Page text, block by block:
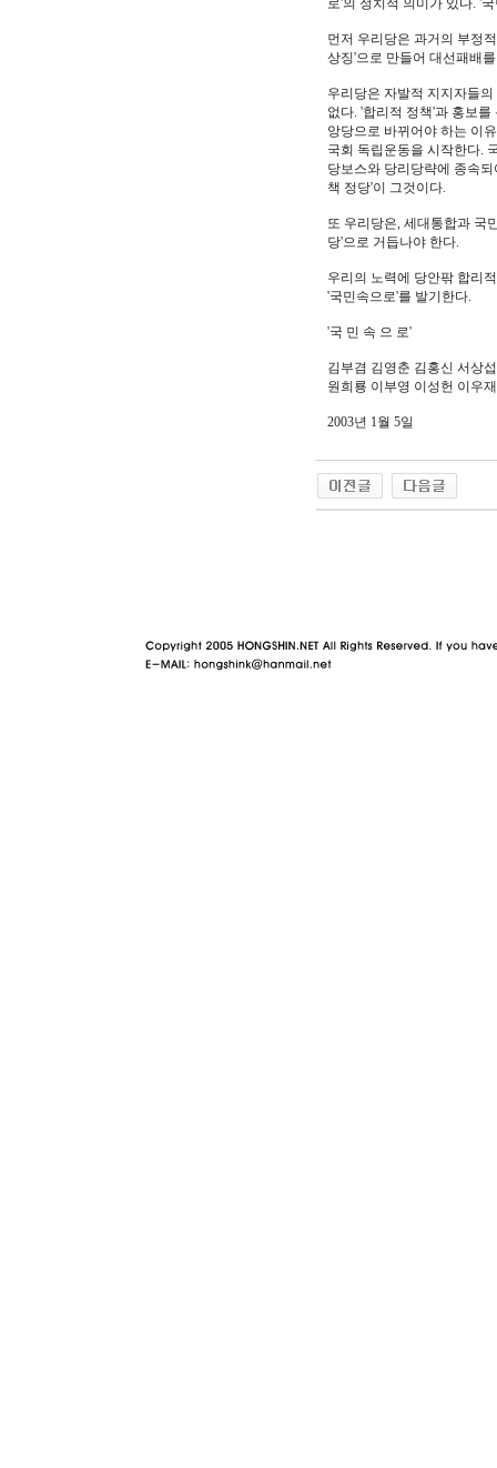
로'의 정치적 의미가 있다. '
먼저 우리당은 과거의 부정
상징'으로 만들어 대선패배
우리당은 자발적 지지자들
없다. '합리적 정책'과 홍보
앙당으로 바뀌어야 하는 이
국회 독립운동을 시작한다.
당보스와 당리당략에 종속
책 정당'이 그것이다.
또 우리당은, 세대통합과 국
당'으로 거듭나야 한다.
우리의 노력에 당안팎 합리
'국민속으로'를 발기한다.
'국 민 속 으 로'
김부겸 김영춘 김홍신 서상
원희룡 이부영 이성헌 이우
2003년 1월 5일